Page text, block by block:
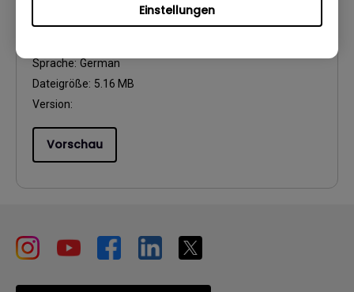
Einstellungen
Benutzerhandbuch
Sprache: German
Dateigröße: 5.16 MB
Version:
Vorschau